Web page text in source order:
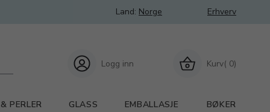
Land: Norge Erhverv
Kurv( 0)
Logg inn
PERLER GLASS EMBALLASJE BØKER